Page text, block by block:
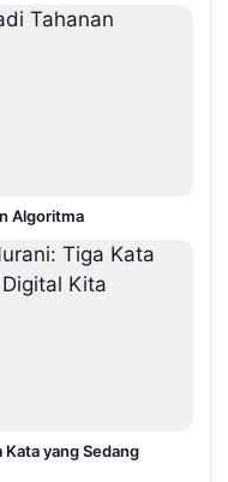
Algoritma
yang Sedang